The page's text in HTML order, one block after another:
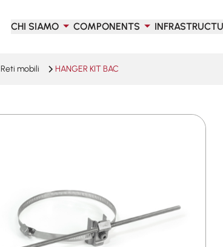
CHI SIAMO
COMPONENTS
Reti mobili HANGER KIT BAC